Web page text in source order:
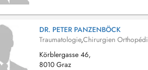
DR. PETER PANZENBÖCK
Traumatologie,Chirurgien
Körblergasse 46,
8010 Graz